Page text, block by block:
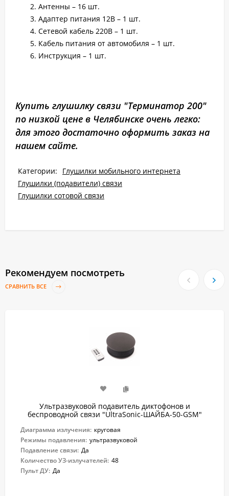
Антенны – 16 шт.
Адаптер питания 12В – 1 шт.
Сетевой кабель 220В – 1 шт.
Кабель питания от автомобиля – 1 шт.
Инструкция – 1 шт.
Купить глушилку связи "Терминатор 200"
по низкой цене в Челябинске очень легко:
для этого достаточно оформить заказ на
нашем сайте.
Категории:
Глушилки мобильного интернета
Глушилки (подавители) связи
Глушилки сотовой связи
Рекомендуем посмотреть
СРАВНИТЬ ВСЕ
Ультразвуковой подавитель диктофонов и
беспроводной связи "UltraSonic-ШАЙБА-50-GSM"
Диаграмма излучения: круговая
Режимы подавления: ультразвуковой
Подавление связи: Да
Количество УЗ-излучателей: 48
Пульт ДУ: Да